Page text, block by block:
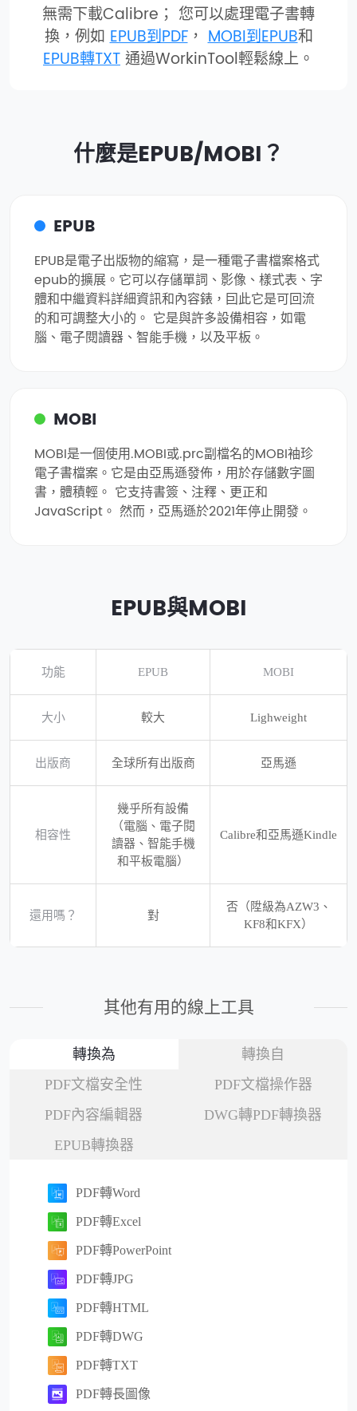
無需下載Calibre； 您可以處理電子書轉
換，例如EPUB到PDF，MOBI到EPUB和
EPUB轉TXT通過WorkinTool輕鬆線上。
什麼是EPUB/MOBI？
EPUB
EPUB是電子出版物的縮寫，是一種電子書檔案格式
epub的擴展。它可以存儲單詞、影像、樣式表、字
體和中繼資料詳細資訊和內容錶，囙此它是可回流
的和可調整大小的。 它是與許多設備相容，如電
腦、電子閱讀器、智能手機，以及平板。
MOBI
MOBI是一個使用.MOBI或.prc副檔名的MOBI袖珍
電子書檔案。它是由亞馬遜發佈，用於存儲數字圖
書，體積輕。 它支持書簽、注釋、更正和
JavaScript。 然而，亞馬遜於2021年停止開發。
EPUB與MOBI
功能 EPUB MOBI
大小 較大 Lighweight
出版商 全球所有出版商 亞馬遜
相容性
幾乎所有設備
（電腦、電子閱
讀器、智能手機
和平板電腦）
Calibre和亞馬遜Kindle
還用嗎？ 對
否（陞級為AZW3、
KF8和KFX）
其他有用的線上工具
轉換為
轉換自
PDF文檔安全性
PDF文檔操作器
PDF內容編輯器
DWG轉PDF轉換器
EPUB轉換器
PDF轉Word
PDF轉Excel
PDF轉PowerPoint
PDF轉JPG
PDF轉HTML
PDF轉DWG
PDF轉TXT
PDF轉長圖像